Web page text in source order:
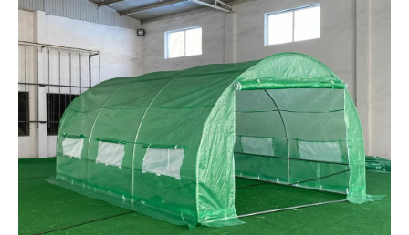
0,0
5
hviezdičiek.